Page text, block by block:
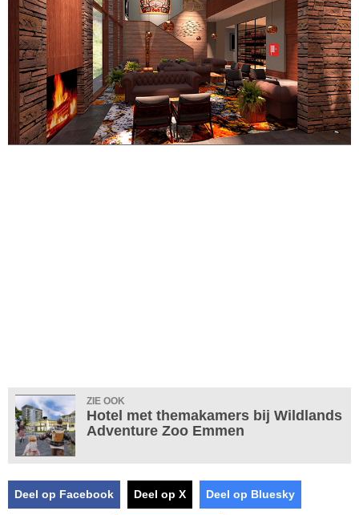
ZIE OOK
Hotel met themakamers bij Wildlands
Adventure Zoo Emmen
Deel op Facebook Deel op X Deel op Bluesky